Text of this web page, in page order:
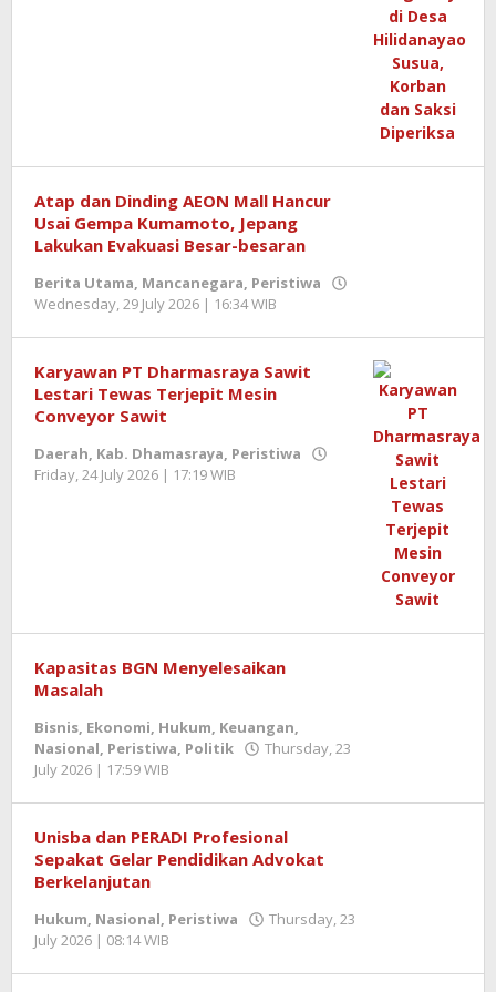
Atap dan Dinding AEON Mall Hancur
Usai Gempa Kumamoto, Jepang
Lakukan Evakuasi Besar-besaran
Berita Utama, Mancanegara, Peristiwa
Wednesday, 29 July 2026 | 16:34 WIB
Karyawan PT Dharmasraya Sawit
Lestari Tewas Terjepit Mesin
Conveyor Sawit
Daerah, Kab. Dhamasraya, Peristiwa
Friday, 24 July 2026 | 17:19 WIB
Kapasitas BGN Menyelesaikan
Masalah
Bisnis, Ekonomi, Hukum, Keuangan,
Nasional, Peristiwa, Politik
Thursday, 23
July 2026 | 17:59 WIB
Unisba dan PERADI Profesional
Sepakat Gelar Pendidikan Advokat
Berkelanjutan
Hukum, Nasional, Peristiwa
Thursday, 23
July 2026 | 08:14 WIB